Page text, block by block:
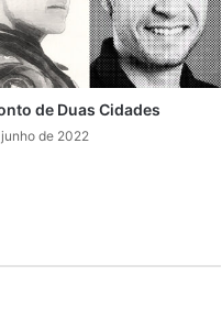
de Duas Cidades
de 2022